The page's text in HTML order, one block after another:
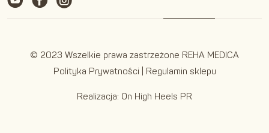
© 2023 Wszelkie prawa zastrzeżone REHA MEDICA
Polityka Prywatności
Regulamin sklepu
Realizacja: On High Heels PR